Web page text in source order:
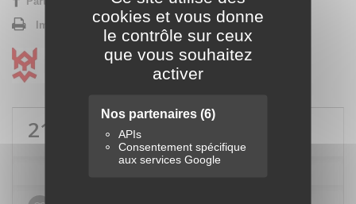
cookies et vous donne
le contrôle sur ceux
que vous souhaitez
activer
Nos partenaires (6)
APIs
Consentement spécifique
aux services Google
Imprimer
214,80 € TTC